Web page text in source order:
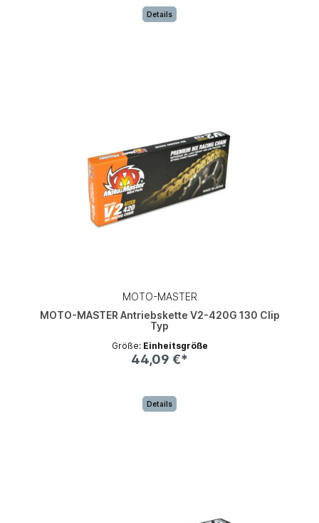
Details
MOTO-MASTER
MOTO-MASTER Antriebskette V2-420G 130 Clip
Typ
Größe: Einheitsgröße
44,09 €*
Details